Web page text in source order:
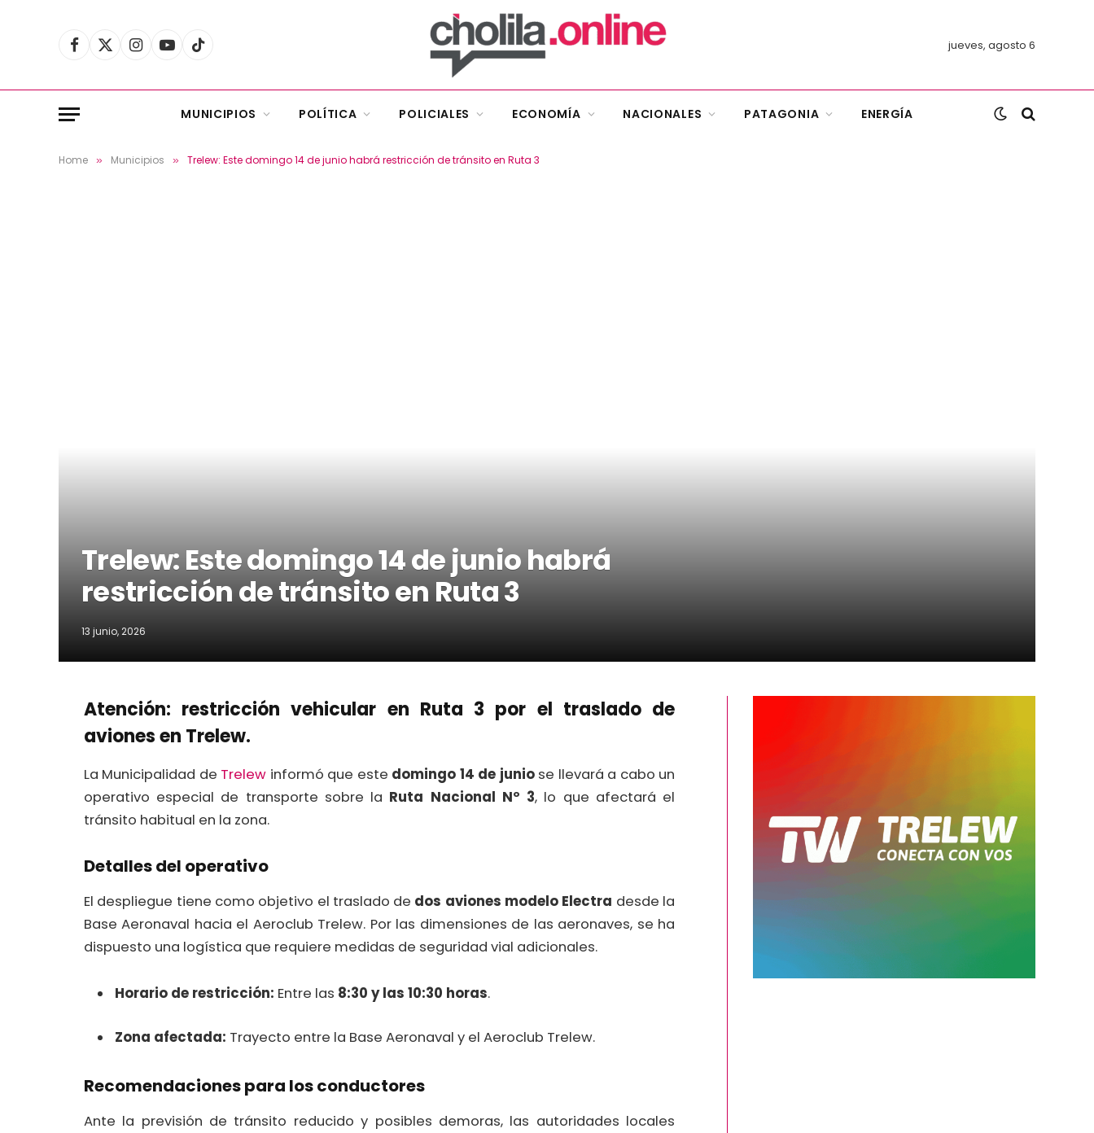
Facebook
X
Instagram
YouTubeTikTok jueves, agosto 6
MUNICIPIOS POLÍTICA POLICIALES ECONOMÍA NACIONALES PATAGONIA ENERGÍA
Home » Municipios » Trelew: Este domingo 14 de junio habrá restricción de tránsito en Ruta 3
Trelew: Este domingo 14 de junio habrá
restricción de tránsito en Ruta 3
13 junio, 2026
Atención: restricción vehicular en Ruta 3 por el traslado de
aviones en Trelew.
La Municipalidad de Trelew informó que este domingo 14 de juniose llevará a cabo un
operativo especial de transporte sobre la Ruta Nacional Nº 3, lo que afectará el
tránsito habitual en la zona.
Detalles del operativo
El despliegue tiene como objetivo el traslado de dos aviones modelo Electra desde la
Base Aeronaval hacia el Aeroclub Trelew. Por las dimensiones de las aeronaves, se ha
dispuesto una logística que requiere medidas de seguridad vial adicionales.
Horario de restricción: Entre las 8:30 y las 10:30 horas.
Zona afectada: Trayecto entre la Base Aeronaval y el Aeroclub Trelew.
Recomendaciones para los conductores
Ante la previsión de tránsito reducido y posibles demoras, las autoridades locales